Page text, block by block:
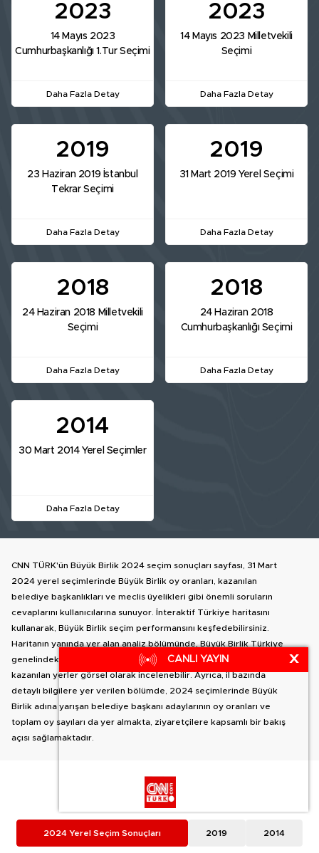
2023
14 Mayıs 2023
Cumhurbaşkanlığı 1.Tur Seçimi
Daha Fazla Detay
2023
14 Mayıs 2023 Milletvekili
Seçimi
Daha Fazla Detay
2019
23 Haziran 2019 İstanbul
Tekrar Seçimi
Daha Fazla Detay
2019
31 Mart 2019 Yerel Seçimi
Daha Fazla Detay
2018
24 Haziran 2018 Milletvekili
Seçimi
Daha Fazla Detay
2018
24 Haziran 2018
Cumhurbaşkanlığı Seçimi
Daha Fazla Detay
2014
30 Mart 2014 Yerel Seçimler
Daha Fazla Detay
CNN TÜRK'ün Büyük Birlik 2024 seçim sonuçları sayfası, 31 Mart
2024 yerel seçimlerinde Büyük Birlik oy oranları, kazanılan
belediye başkanlıkları ve meclis üyelikleri gibi önemli soruların
cevaplarını kullanıcılarına sunuyor. İnteraktif Türkiye haritasını
kullanarak, Büyük Birlik seçim performansını keşfedebilirsiniz.
Haritanın yanında yer alan analiz bölümünde, Büyük Birlik Türkiye
genelindeki oy dağılımı, meclis üyelerine ilişkin sonuçlar ve
kazanılan yerler görsel olarak incelenebilir. Ayrıca, il bazında
detaylı bilgilere yer verilen bölümde, 2024 seçimlerinde Büyük
Birlik adına yarışan belediye başkanı adaylarının oy oranları ve
toplam oy sayıları da yer almakta, ziyaretçilere kapsamlı bir bakış
açısı sağlamaktadır.
Demirören Tv Holding A.Ş. - CNN ™ CNN Inc. A WarnerMedia Company. All Rights
Reserved.
2024 Yerel Seçim Sonuçları 2019 2014
CANLI YAYIN X